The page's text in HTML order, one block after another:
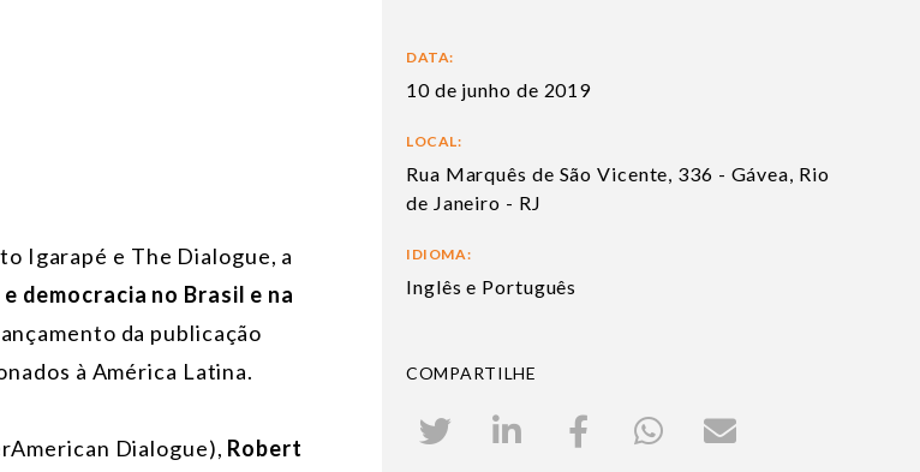
Igarapé e The Dialogue, a
democracia no Brasil e na
da publicação
à América Latina.
Dialogue), Robert
DATA:
10 de junho de 2019
LOCAL:
Rua Marquês de São Vicente, 336 - Gávea, Rio
de Janeiro - RJ
IDIOMA:
Inglês e Português
COMPARTILHE